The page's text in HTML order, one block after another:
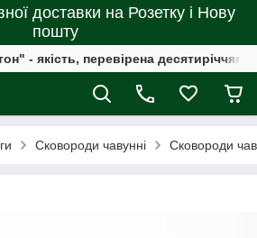
доставки на Розетку і Нову
пошту
- якість, перевірена десятиріччями
Сковороди чавунні Сковороди